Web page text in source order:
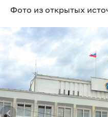
Фото из открытых